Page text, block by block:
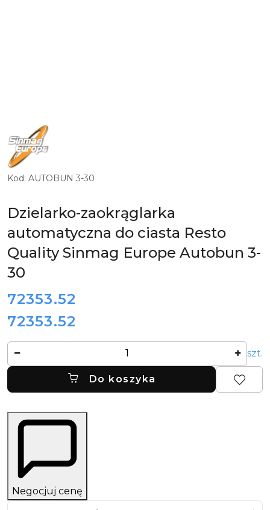
PRODUCENTA
PROFESJONALNYCH
MASZYN
PIEKARNICZO-
CUKIERNICZYCH
SINMAG
Kod: AUTOBUN 3-30
Dzielarko-zaokrąglarka
automatyczna do ciasta Resto
Quality Sinmag Europe Autobun 3-
30
cena:
72353.52
Cena:
72353.52
szt.
Do koszyka
Negocjuj cenę